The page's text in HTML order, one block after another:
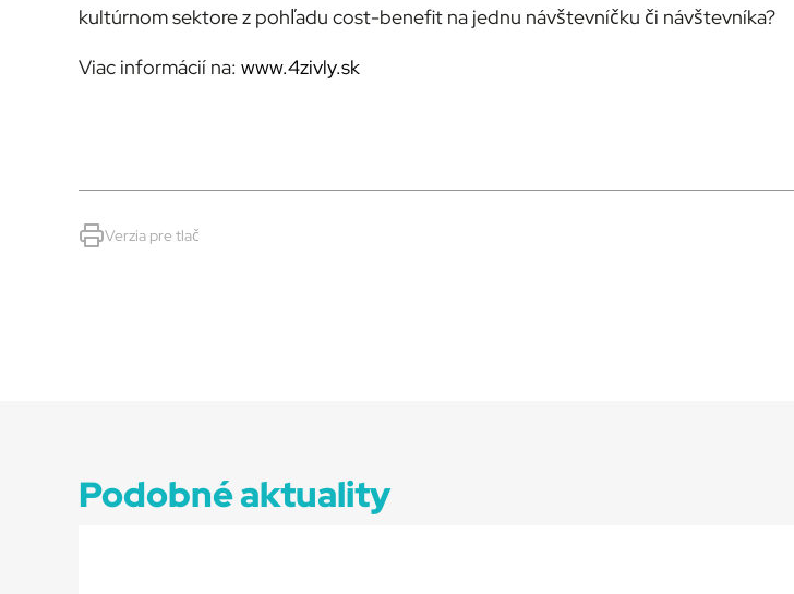
kultúrnom sektore z pohľadu cost-benefit na jednu návštevníčku či návštevníka?
Viac informácií na: www.4zivly.sk
Verzia pre tlač
Podobné aktuality